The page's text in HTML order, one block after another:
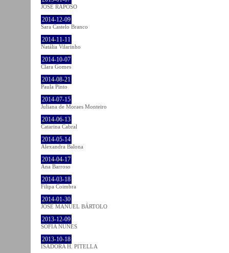
JOSÉ RAPOSO
2014-12-09
Sara Castelo Branco
2014-11-11
Natália Vilarinho
2014-10-07
Clara Gomes
2014-08-21
Paula Pinto
2014-07-15
Juliana de Moraes Monteiro
2014-06-13
Catarina Cabral
2014-05-14
Alexandra Balona
2014-04-17
Ana Barroso
2014-03-18
Filipa Coimbra
2014-01-30
JOSÉ MANUEL BÁRTOLO
2013-12-09
SOFIA NUNES
2013-10-18
ISADORA H. PITELLA